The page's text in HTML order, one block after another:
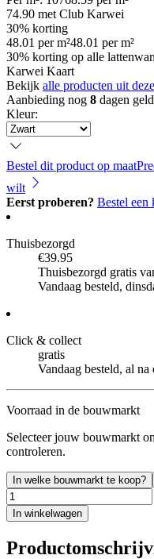
74.90 met Club Karwei
30% korting
48.01 per m²48.01 per m²
30% korting op alle
Karwei Kaart
Bekijk alle producten uit
Aanbieding nog 8 dagen
Kleur:
Bestel dit product op maat
wilt
Eerst proberen? Bestel een
Thuisbezorgd
€39.95
Thuisbezorgd gratis
Vandaag besteld,
Click & collect
gratis
Vandaag besteld, al
Voorraad in de bouwmarkt
Selecteer jouw bouwmarkt
controleren.
In welke bouwmarkt te koop?
In winkelwagen